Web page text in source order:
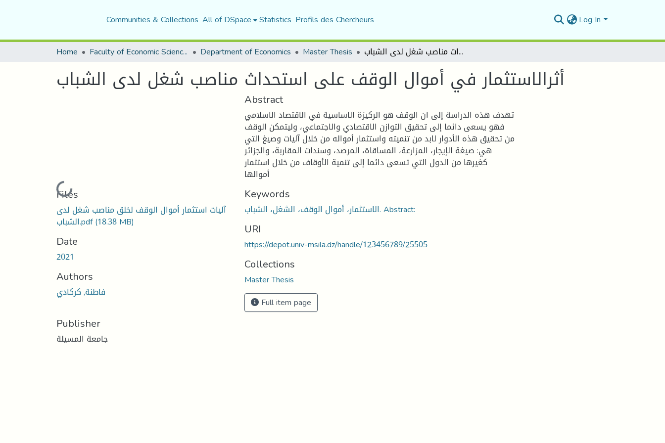
Communities & Collections All of DSpace Statistics Profils des Chercheurs Log In
Home Faculty of Economic Sciences, Commerce and Management Sciences Department of Economics Master Thesis أثرالاستثمار في أموال الوقف على استحداث مناصب شغل لدى الشباب
أثرالاستثمار في أموال الوقف على استحداث مناصب شغل لدى الشباب
Loading...
Files
آليات استثمار أموال الوقف لخلق مناصب شغل لدى
الشباب.pdf(18.38 MB)
Date
2021
Authors
فاطنة, كركادي
Publisher
جامعة المسيلة
Abstract
تهدف هذه الدراسة إلى ان الوقف هو الركيزة الاساسية في الاقتصاد الاسلامي
فهو يسعى دائما إلى تحقيق التوازن الاقتصادي والاجتماعي، وليتمكن الوقف
من تحقيق هذه الأدوار لابد من تنميته واستثمار أمواله من خلال آليات وصيغ التي
هي: صيغة الإيجار، المزارعة، المساقاة، المرصد، وسندات المقاربة، والجزائر
كغيرها من الدول التي تسعى دائما إلى تنمية الأوقاف من خلال استثمار
أموالها
Keywords
الاستثمار، أموال الوقف، الشغل، الشباب. Abstract:
URI
https://depot.univ-msila.dz/handle/123456789/25505
Collections
Master Thesis
Full item page